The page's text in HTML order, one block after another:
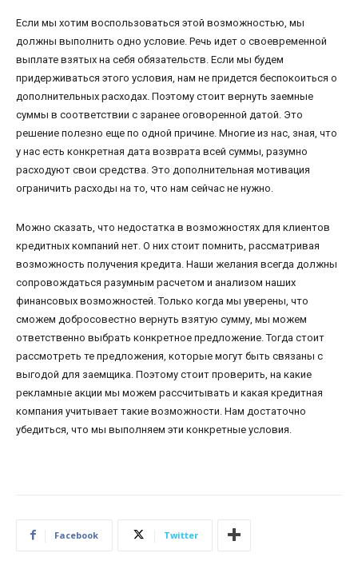
Если мы хотим воспользоваться этой возможностью, мы
должны выполнить одно условие. Речь идет о своевременной
выплате взятых на себя обязательств. Если мы будем
придерживаться этого условия, нам не придется беспокоиться о
дополнительных расходах. Поэтому стоит вернуть заемные
суммы в соответствии с заранее оговоренной датой. Это
решение полезно еще по одной причине. Многие из нас, зная, что
у нас есть конкретная дата возврата всей суммы, разумно
расходуют свои средства. Это дополнительная мотивация
ограничить расходы на то, что нам сейчас не нужно.
Можно сказать, что недостатка в возможностях для клиентов
кредитных компаний нет. О них стоит помнить, рассматривая
возможность получения кредита. Наши желания всегда должны
сопровождаться разумным расчетом и анализом наших
финансовых возможностей. Только когда мы уверены, что
сможем добросовестно вернуть взятую сумму, мы можем
ответственно выбрать конкретное предложение. Тогда стоит
рассмотреть те предложения, которые могут быть связаны с
выгодой для заемщика. Поэтому стоит проверить, на какие
рекламные акции мы можем рассчитывать и какая кредитная
компания учитывает такие возможности. Нам достаточно
убедиться, что мы выполняем эти конкретные условия.
Facebook Twitter